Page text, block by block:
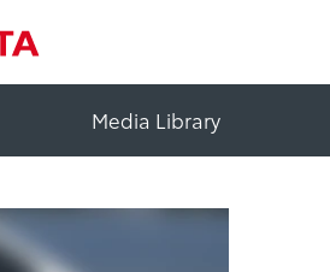
Media Library